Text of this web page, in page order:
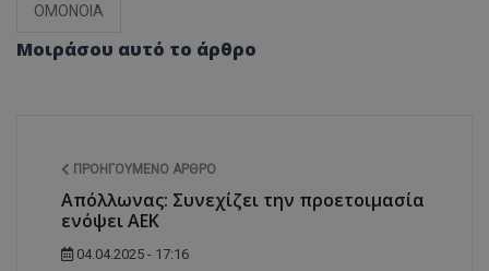
ΟΜΟΝΟΙΑ
Μοιράσου αυτό το άρθρο
ΠΡΟΗΓΟΎΜΕΝΟ ΆΡΘΡΟ
Απόλλωνας: Συνεχίζει την προετοιμασία
ενόψει ΑΕΚ
04.04.2025 - 17:16